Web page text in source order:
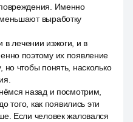
Именно
выработку
лечении изжоги, и в
поэтому их появление
чтобы понять, насколько
назад и посмотрим,
того, как появились эти
Если человек жаловался